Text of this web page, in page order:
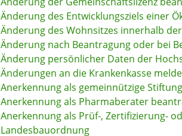
Änderung des Entwicklungsziels einer
Änderung des Wohnsitzes innerhalb
Änderung nach Beantragung oder bei
Änderung persönlicher Daten der
Änderungen an die Krankenkasse
Anerkennung als gemeinnützige
Anerkennung als Pharmaberater
Anerkennung als Prüf-, Zertifizierung-
Landesbauordnung